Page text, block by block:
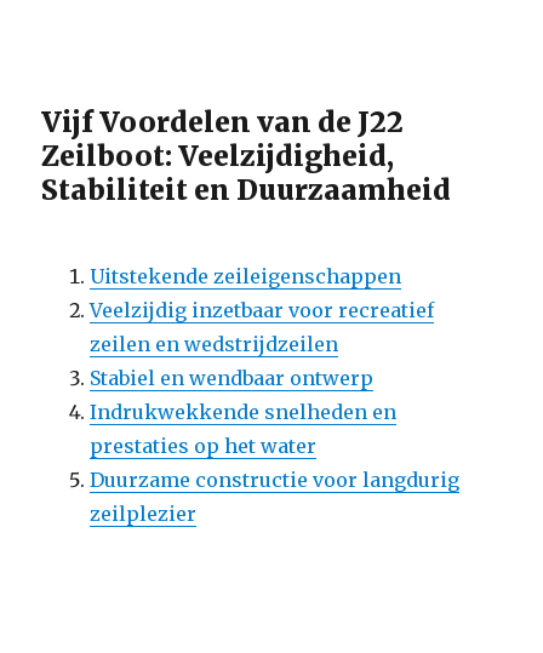
Vijf Voordelen van de J22
Zeilboot: Veelzijdigheid,
Stabiliteit en Duurzaamheid
Uitstekende zeileigenschappen
Veelzijdig inzetbaar voor recreatief
zeilen en wedstrijdzeilen
Stabiel en wendbaar ontwerp
Indrukwekkende snelheden en
prestaties op het water
Duurzame constructie voor langdurig
zeilplezier